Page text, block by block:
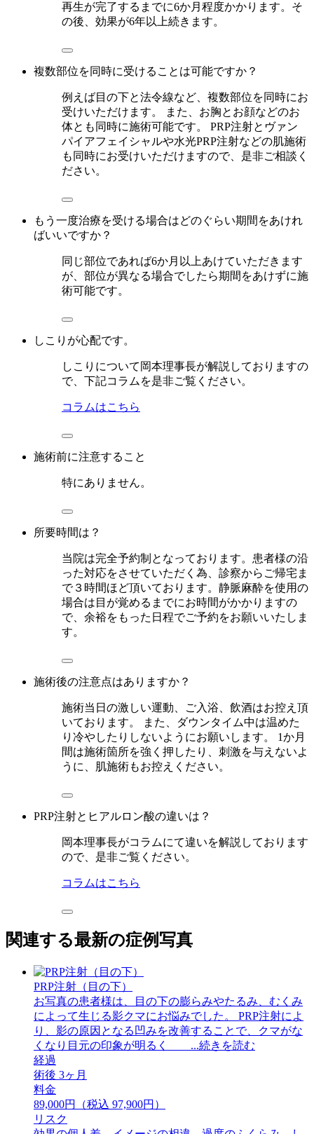
再生が完了するまでに6か月程度かかります。そ
の後、効果が6年以上続きます。
複数部位を同時に受けることは可能ですか？
例えば目の下と法令線など、複数部位を同時にお
受けいただけます。 また、お胸とお顔などのお
体とも同時に施術可能です。 PRP注射とヴァン
パイアフェイシャルや水光PRP注射などの肌施術
も同時にお受けいただけますので、是非ご相談く
ださい。
もう一度治療を受ける場合はどのぐらい期間をあけれ
ばいいですか？
同じ部位であれば6か月以上あけていただきます
が、部位が異なる場合でしたら期間をあけずに施
術可能です。
しこりが心配です。
しこりについて岡本理事長が解説しておりますの
で、下記コラムを是非ご覧ください。
コラムはこちら
施術前に注意すること
特にありません。
所要時間は？
当院は完全予約制となっております。患者様の沿
った対応をさせていただく為、診察からご帰宅ま
で３時間ほど頂いております。静脈麻酔を使用の
場合は目が覚めるまでにお時間がかかりますの
で、余裕をもった日程でご予約をお願いいたしま
す。
施術後の注意点はありますか？
施術当日の激しい運動、ご入浴、飲酒はお控え頂
いております。 また、ダウンタイム中は温めた
り冷やしたりしないようにお願いします。 1か月
間は施術箇所を強く押したり、刺激を与えないよ
うに、肌施術もお控えください。
PRP注射とヒアルロン酸の違いは？
岡本理事長がコラムにて違いを解説しております
ので、是非ご覧ください。
コラムはこちら
関連する最新の症例写真
PRP注射（目の下）
お写真の患者様は、目の下の膨らみやたるみ、むくみ
によって生じる影クマにお悩みでした。 PRP注射によ
り、影の原因となる凹みを改善することで、クマがな
くなり目元の印象が明るく ...続きを読む
経過
術後 3ヶ月
料金
89,000円（税込 97,900円）
リスク